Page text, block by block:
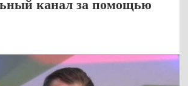
канал за помощью